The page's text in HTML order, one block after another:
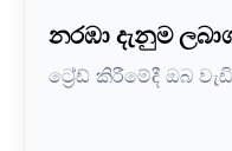
නරඹා දැනුම
ට්‍රේඩ් කිරීමේදී ඔබ